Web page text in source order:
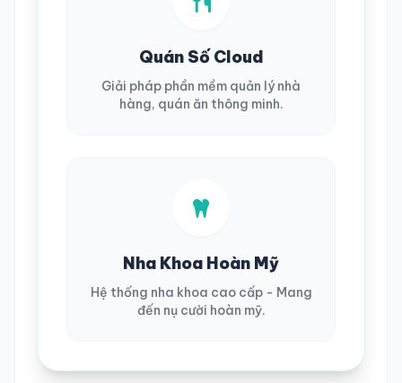
Quán Số Cloud
Giải pháp phần mềm quản lý nhà
hàng, quán ăn thông minh.
Nha Khoa Hoàn Mỹ
Hệ thống nha khoa cao cấp - Mang
đến nụ cười hoàn mỹ.